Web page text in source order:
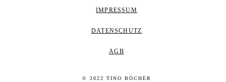
IMPRESSUM
DATENSCHUTZ
AGB
© 2022 TINO BÖCHER